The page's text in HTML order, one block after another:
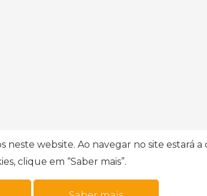
Livro de reclamações
Dados
website. Ao navegar no site estará
clique em “Saber mais”.